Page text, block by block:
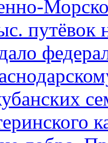
путёвок